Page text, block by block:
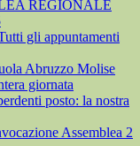
REGIONALE
gli appuntamenti
Abruzzo Molise
giornata
posto: la nostra
Assemblea 2